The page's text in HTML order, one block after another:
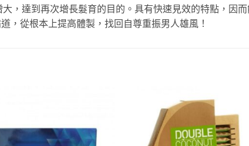
，達到再次增長髮育的目的。具有快速見效的特點，因
，從根本上提高體製，找回自尊重振男人雄風！